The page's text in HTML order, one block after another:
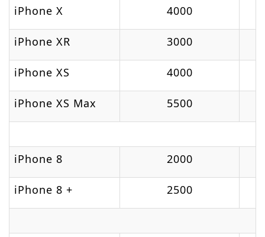
iPhone X 4000
iPhone XR 3000
iPhone XS 4000
iPhone XS Max 5500
iPhone 8 2000
iPhone 8 + 2500